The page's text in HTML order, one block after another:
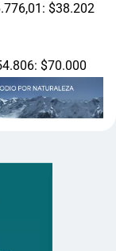
$38.202
$70.000